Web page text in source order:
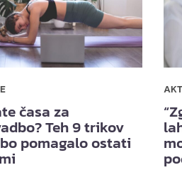
časa za
Teh 9 trikov
pomagalo ostati